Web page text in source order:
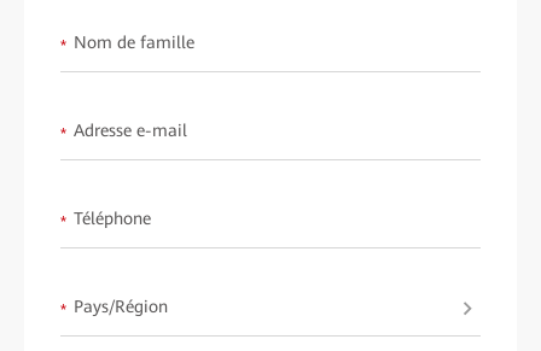
* Nom de famille
* Adresse e-mail
* Téléphone
* Pays/Région